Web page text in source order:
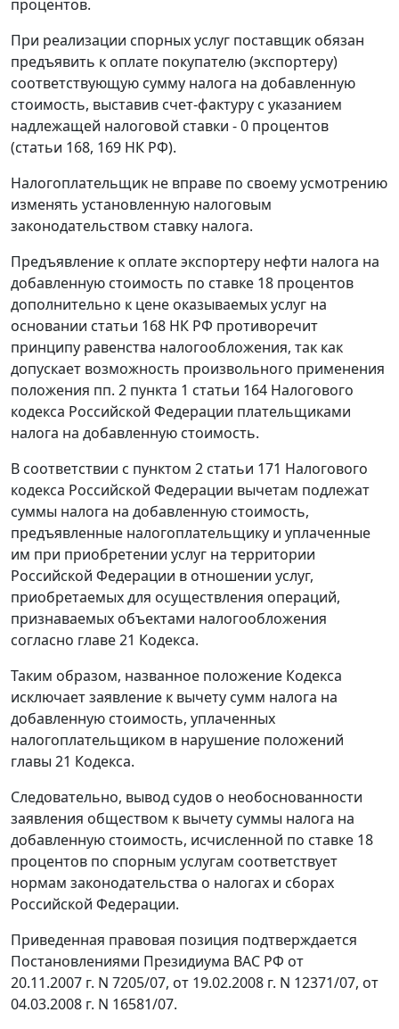
процентов.
При реализации спорных услуг поставщик обязан
предъявить к оплате покупателю (экспортеру)
соответствующую сумму налога на добавленную
стоимость, выставив счет-фактуру с указанием
надлежащей налоговой ставки - 0 процентов
(статьи 168, 169 НК РФ).
Налогоплательщик не вправе по своему усмотрению
изменять установленную налоговым
законодательством ставку налога.
Предъявление к оплате экспортеру нефти налога на
добавленную стоимость по ставке 18 процентов
дополнительно к цене оказываемых услуг на
основании статьи 168 НК РФ противоречит
принципу равенства налогообложения, так как
допускает возможность произвольного применения
положения пп. 2 пункта 1 статьи 164 Налогового
кодекса Российской Федерации плательщиками
налога на добавленную стоимость.
В соответствии с пунктом 2 статьи 171 Налогового
кодекса Российской Федерации вычетам подлежат
суммы налога на добавленную стоимость,
предъявленные налогоплательщику и уплаченные
им при приобретении услуг на территории
Российской Федерации в отношении услуг,
приобретаемых для осуществления операций,
признаваемых объектами налогообложения
согласно главе 21 Кодекса.
Таким образом, названное положение Кодекса
исключает заявление к вычету сумм налога на
добавленную стоимость, уплаченных
налогоплательщиком в нарушение положений
главы 21 Кодекса.
Следовательно, вывод судов о необоснованности
заявления обществом к вычету суммы налога на
добавленную стоимость, исчисленной по ставке 18
процентов по спорным услугам соответствует
нормам законодательства о налогах и сборах
Российской Федерации.
Приведенная правовая позиция подтверждается
Постановлениями Президиума ВАС РФ от
20.11.2007 г. N 7205/07, от 19.02.2008 г. N 12371/07, от
04.03.2008 г. N 16581/07.